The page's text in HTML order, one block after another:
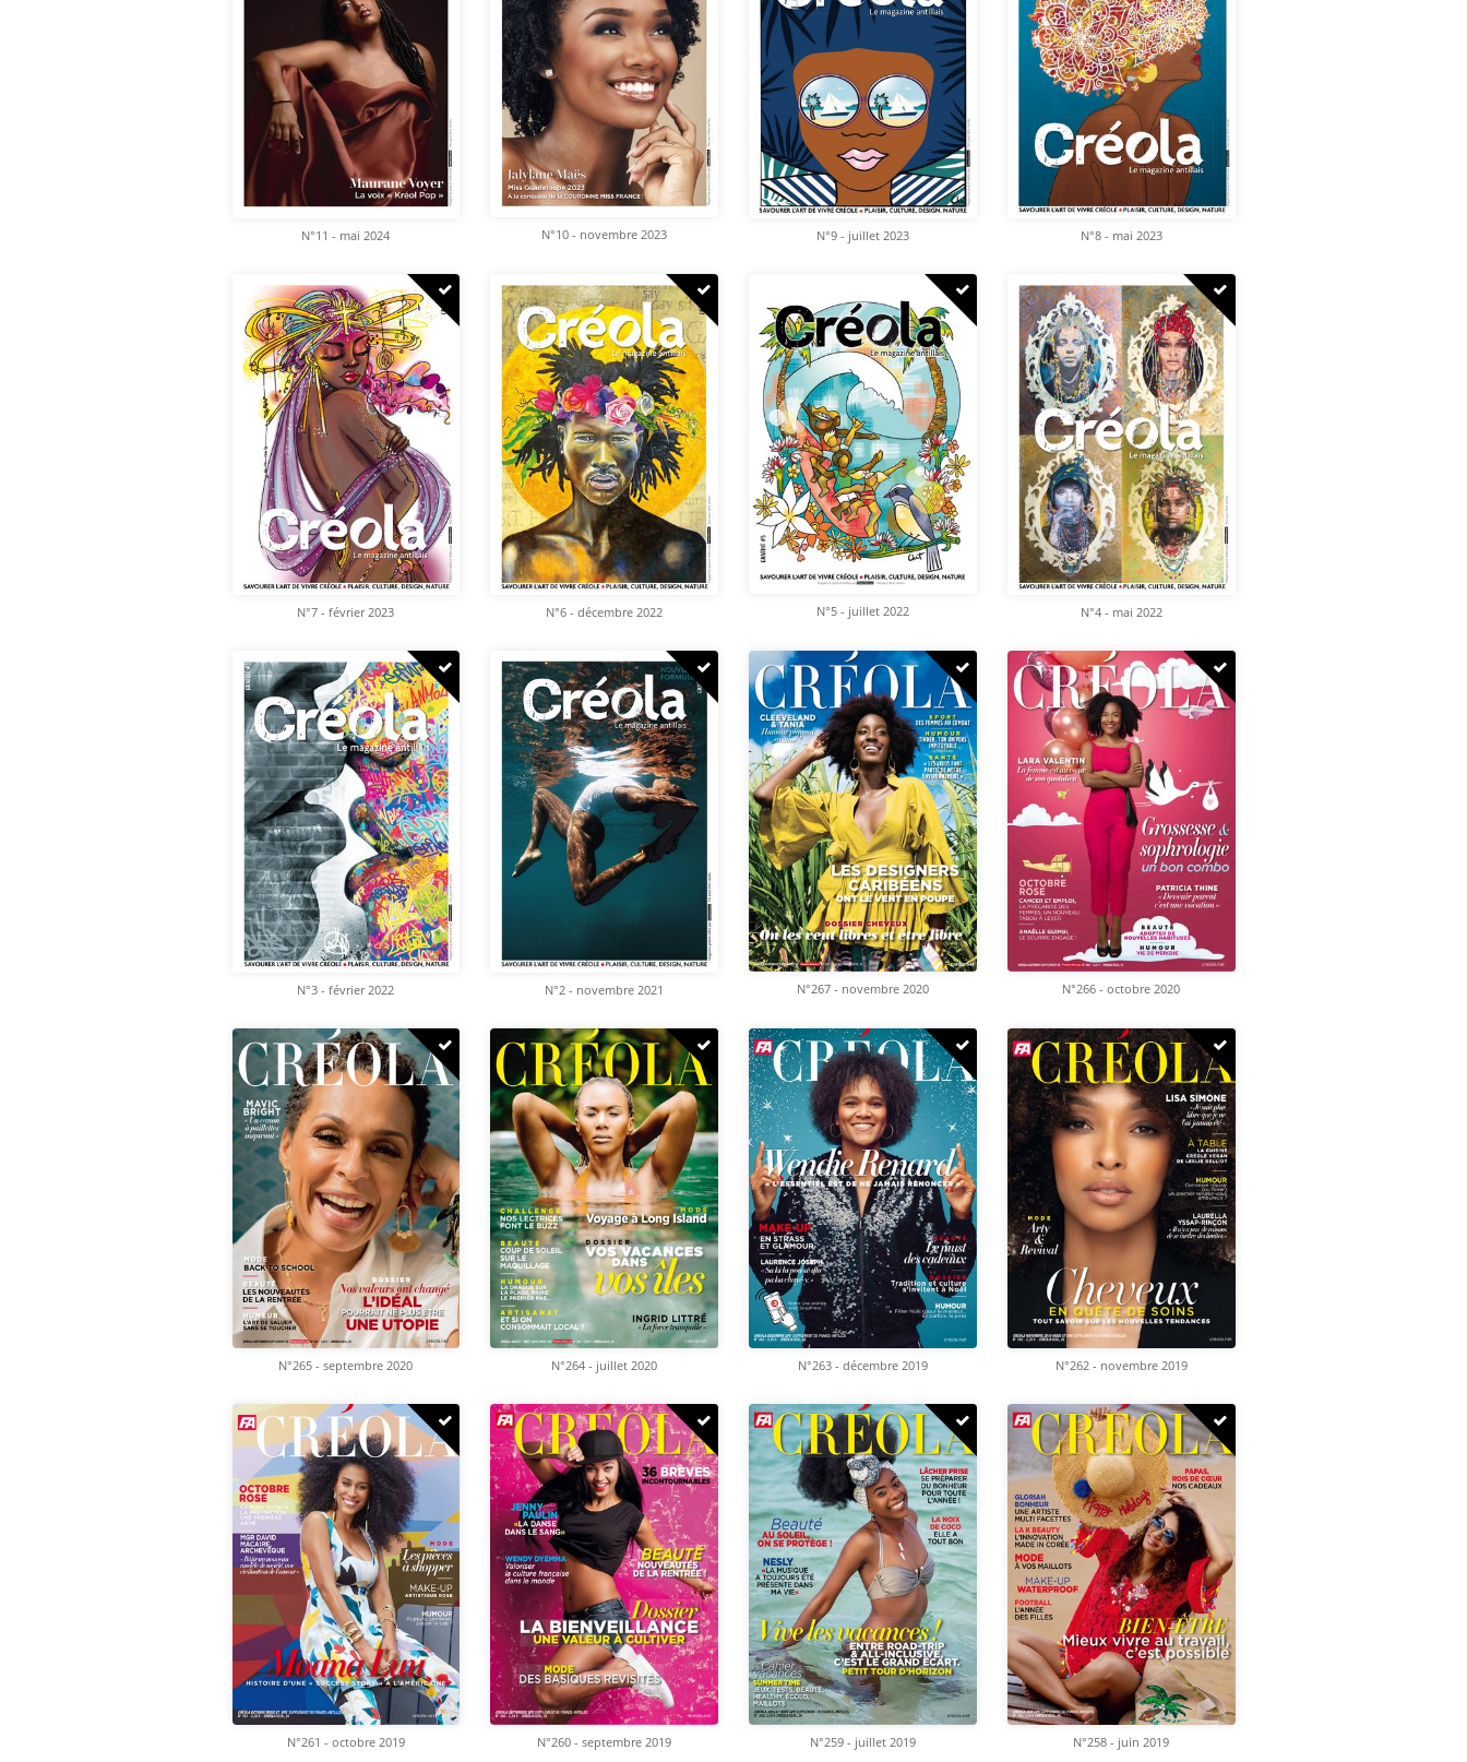
N°11 - mai 2024 N°10 - novembre 2023 N°9 - juillet 2023 N°8 - mai 2023
N°7 - février 2023 N°6 - décembre 2022 N°5 - juillet 2022 N°4 - mai 2022
N°3 - février 2022 N°2 - novembre 2021 N°267 - novembre 2020 N°266 - octobre 2020
N°265 - septembre 2020 N°264 - juillet 2020 N°263 - décembre 2019 N°262 - novembre 2019
N°261 - octobre 2019 N°260 - septembre 2019 N°259 - juillet 2019 N°258 - juin 2019